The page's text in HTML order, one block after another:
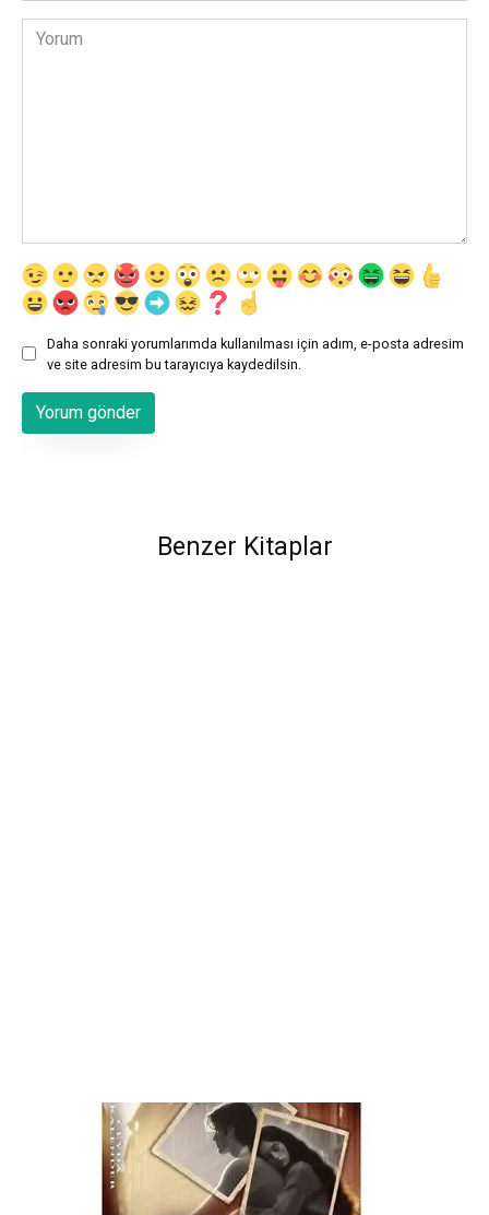
Yorum
Daha sonraki yorumlarımda kullanılması için adım, e-posta adresim
ve site adresim bu tarayıcıya kaydedilsin.
Benzer Kitaplar